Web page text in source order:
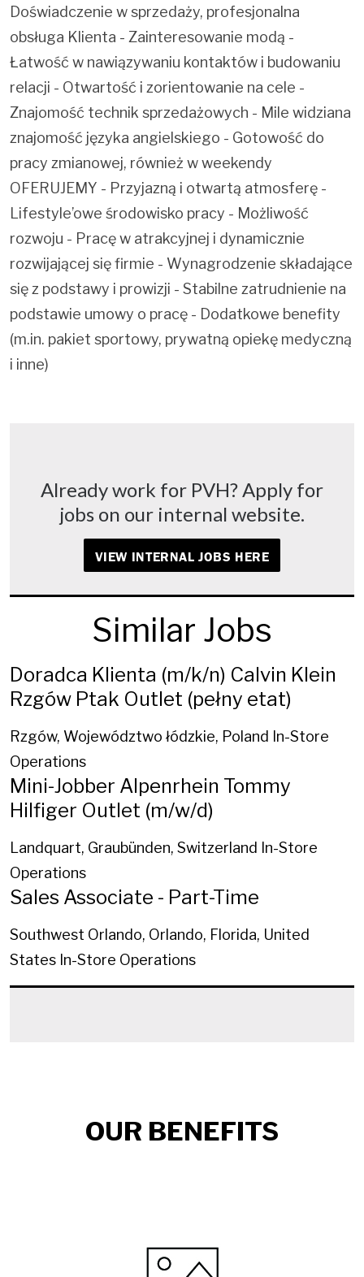
Doświadczenie w sprzedaży, profesjonalna
obsługa Klienta - Zainteresowanie modą -
Łatwość w nawiązywaniu kontaktów i budowaniu
relacji - Otwartość i zorientowanie na cele -
Znajomość technik sprzedażowych - Mile widziana
znajomość języka angielskiego - Gotowość do
pracy zmianowej, również w weekendy
OFERUJEMY - Przyjazną i otwartą atmosferę -
Lifestyle’owe środowisko pracy - Możliwość
rozwoju - Pracę w atrakcyjnej i dynamicznie
rozwijającej się firmie - Wynagrodzenie składające
się z podstawy i prowizji - Stabilne zatrudnienie na
podstawie umowy o pracę - Dodatkowe benefity
(m.in. pakiet sportowy, prywatną opiekę medyczną
i inne)
Already work for PVH? Apply for
jobs on our internal website.
VIEW INTERNAL JOBS HERE
Similar Jobs
Doradca Klienta (m/k/n) Calvin Klein
Rzgów Ptak Outlet (pełny etat)
Rzgów, Województwo łódzkie, Poland
In-Store
Operations
Mini-Jobber Alpenrhein Tommy
Hilfiger Outlet (m/w/d)
Landquart, Graubünden, Switzerland
In-Store
Operations
Sales Associate - Part-Time
Southwest Orlando, Orlando, Florida, United
States In-Store Operations
OUR BENEFITS